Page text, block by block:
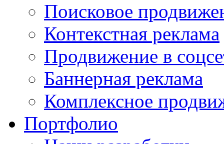
Поисковое
Контекстная реклама
Продвижение в
Баннерная реклама
Комплексное
Портфолио